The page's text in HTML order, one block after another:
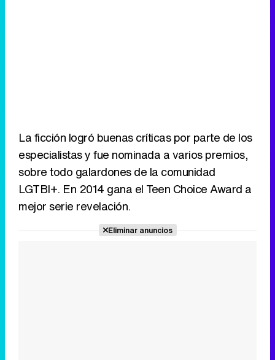
La ficción logró buenas críticas por parte de los
especialistas y fue nominada a varios premios,
sobre todo galardones de la comunidad
LGTBI+. En 2014 gana el Teen Choice Award a
mejor serie revelación.
Eliminar anuncios